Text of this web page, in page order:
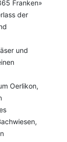
Franken»
der
und
Oerlikon,